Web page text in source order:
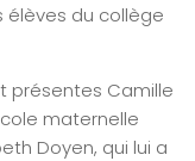
élèves du collège
présentes Camille
maternelle
Doyen, qui lui a